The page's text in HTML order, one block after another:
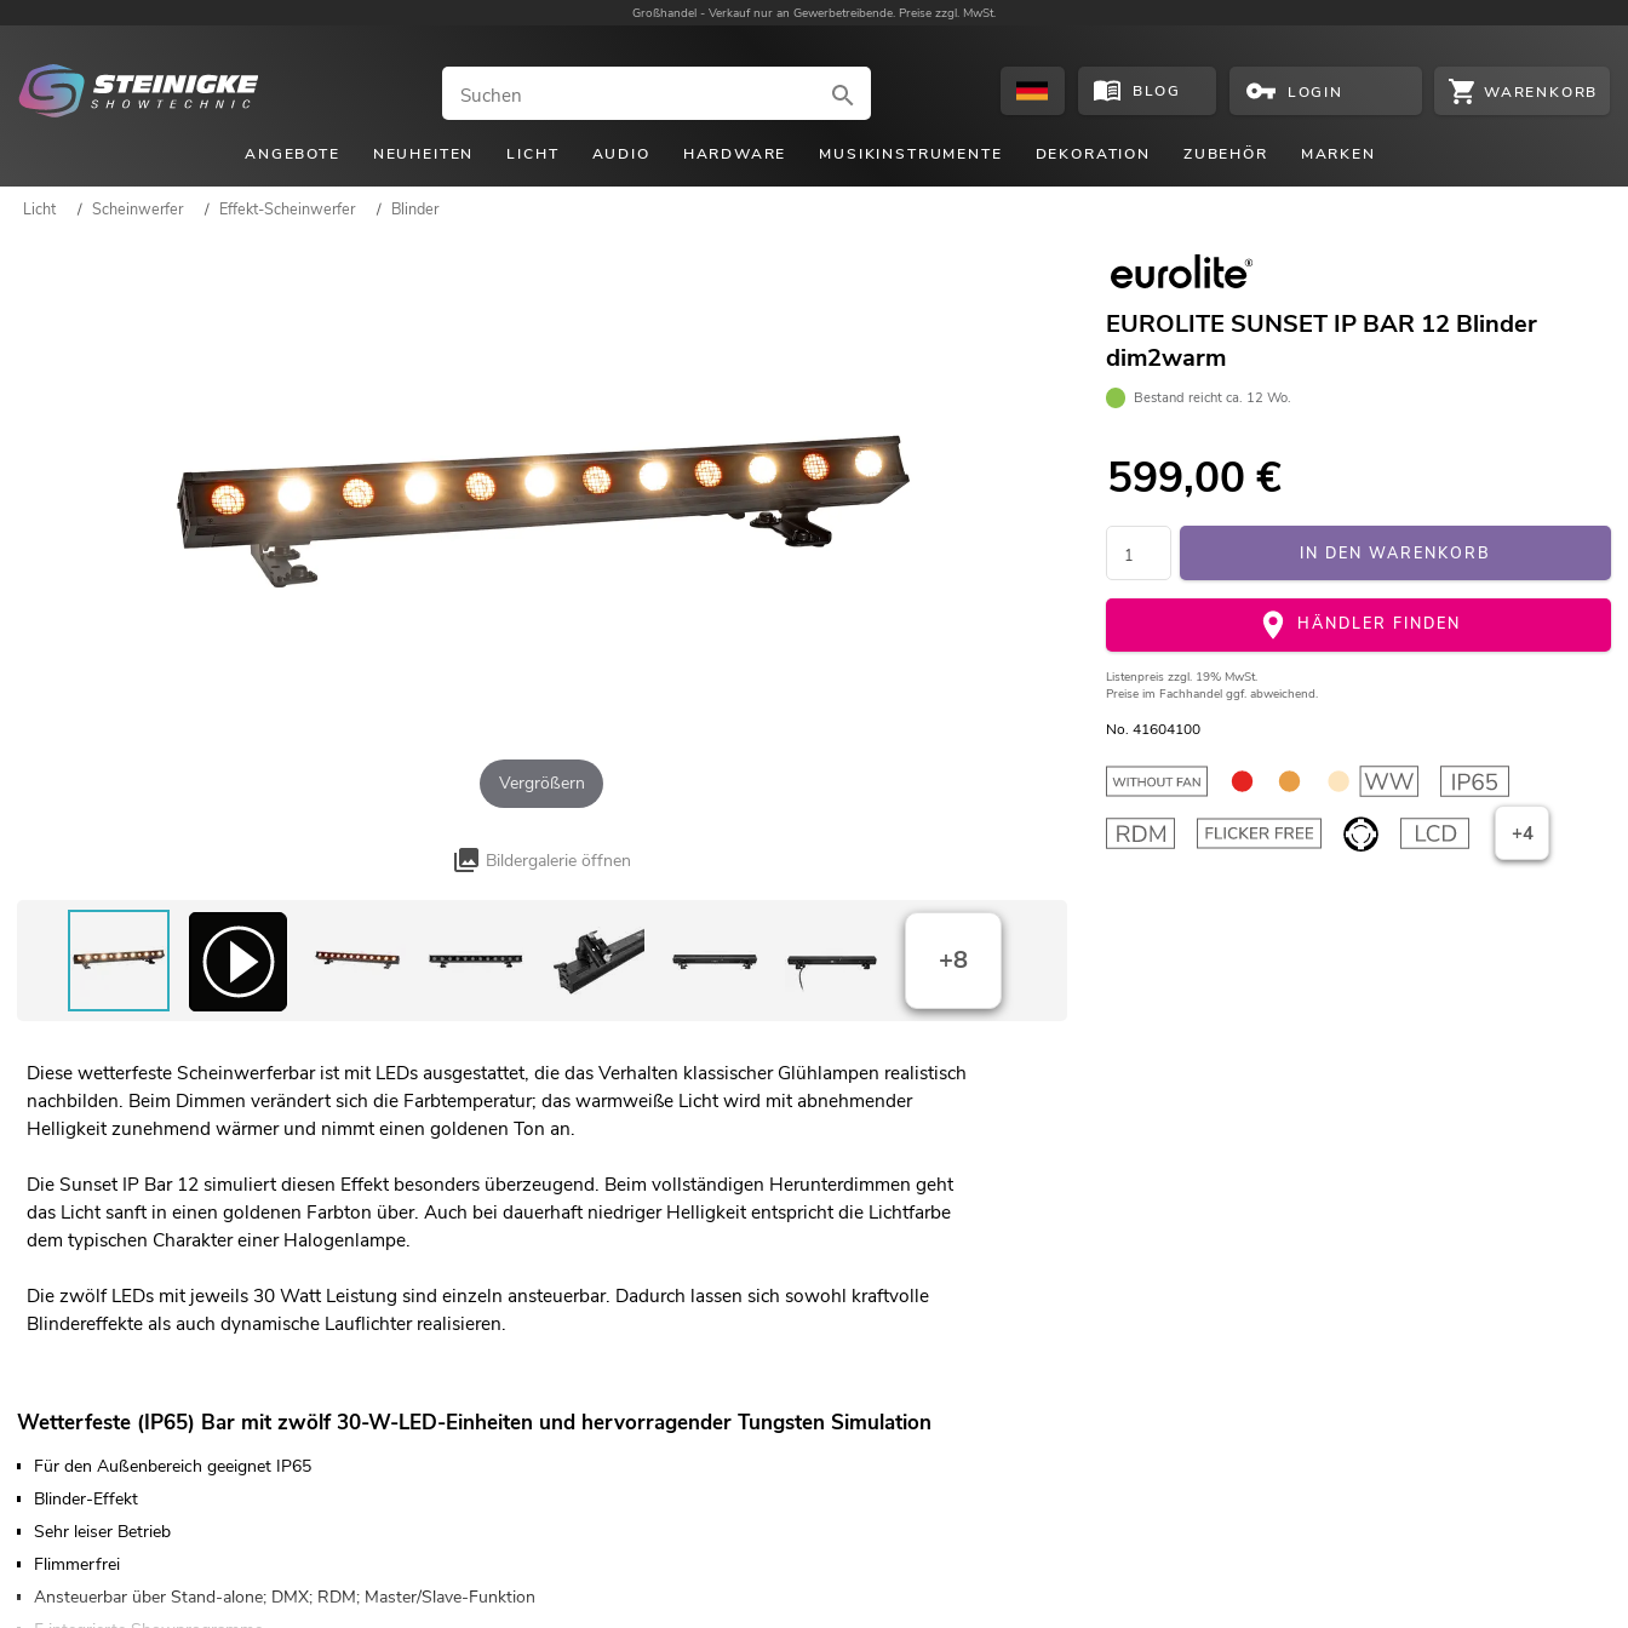
Großhandel - Verkauf nur an Gewerbetreibende. Preise zzgl. MwSt.
BLOG LOGIN WARENKORB
ANGEBOTE NEUHEITEN LICHT AUDIO HARDWARE MUSIKINSTRUMENTE DEKORATION ZUBEHÖR MARKEN
Licht / Scheinwerfer / Effekt-Scheinwerfer / Blinder
Vergrößern
Bildergalerie öffnen
+8
EUROLITE SUNSET IP BAR 12 Blinder
dim2warm
Bestand reicht ca. 12 Wo.
599,00 €
IN DEN WARENKORB
HÄNDLER FINDEN
Listenpreis zzgl. 19% MwSt.
Preise im Fachhandel ggf. abweichend.
No. 41604100
+4
Diese wetterfeste Scheinwerferbar ist mit LEDs ausgestattet, die das Verhalten klassischer Glühlampen realistisch
nachbilden. Beim Dimmen verändert sich die Farbtemperatur; das warmweiße Licht wird mit abnehmender
Helligkeit zunehmend wärmer und nimmt einen goldenen Ton an.
Die Sunset IP Bar 12 simuliert diesen Effekt besonders überzeugend. Beim vollständigen Herunterdimmen geht
das Licht sanft in einen goldenen Farbton über. Auch bei dauerhaft niedriger Helligkeit entspricht die Lichtfarbe
dem typischen Charakter einer Halogenlampe.
Die zwölf LEDs mit jeweils 30 Watt Leistung sind einzeln ansteuerbar. Dadurch lassen sich sowohl kraftvolle
Blindereffekte als auch dynamische Lauflichter realisieren.
Wetterfeste (IP65) Bar mit zwölf 30-W-LED-Einheiten und hervorragender Tungsten Simulation
Für den Außenbereich geeignet IP65
Blinder-Effekt
Sehr leiser Betrieb
Flimmerfrei
Ansteuerbar über Stand-alone; DMX; RDM; Master/Slave-Funktion